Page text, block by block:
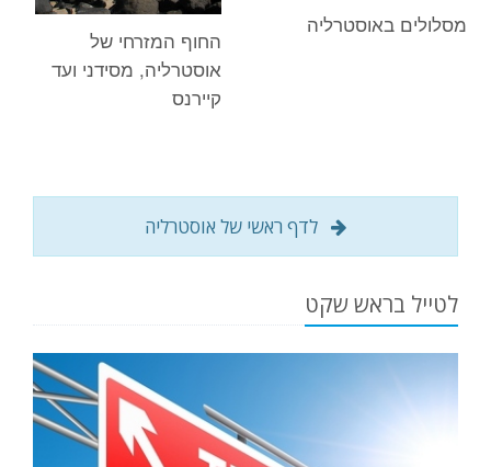
מסלולים באוסטרליה
החוף המזרחי של
אוסטרליה, מסידני ועד
קיירנס
לדף ראשי של אוסטרליה
לטייל בראש שקט